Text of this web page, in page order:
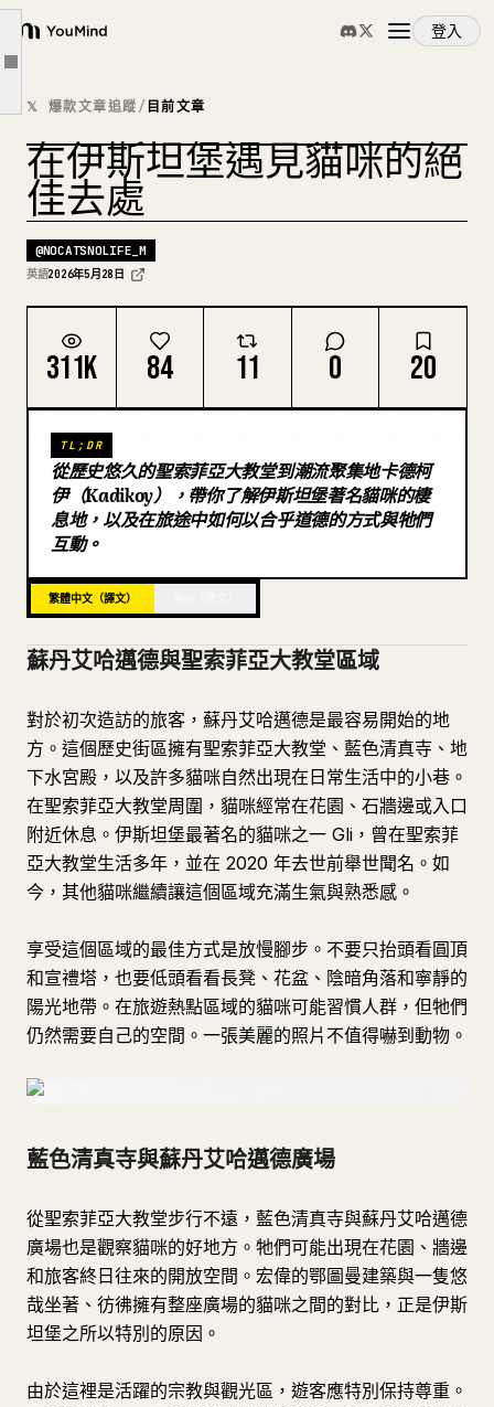
YouMind
登入
概覽
使用案例
技能
提示詞
定價
下載
部落格
更新
文章大綱
卡拉柯伊、加拉達與塔樓周邊街道
博斯普魯斯渡輪碼頭與海濱步道
巴拉特與費內爾
王子群島
如何尊重地遇見伊斯坦堡的貓咪
為什麼伊斯坦堡的貓咪很重要
𝕏 爆款文章追蹤/ 目前文章
在伊斯坦堡遇見貓咪的絕
佳去處
@NOCATSNOLIFE_M
英語2026年5月28日
311K 84 11 0 20
TL;DR
從歷史悠久的聖索菲亞大教堂到潮流聚集地卡德柯
伊（Kadikoy），帶你了解伊斯坦堡著名貓咪的棲
息地，以及在旅途中如何以合乎道德的方式與牠們
互動。
繁體中文（譯文）
蘇丹艾哈邁德與聖索菲亞大教堂區域
對於初次造訪的旅客，蘇丹艾哈邁德是最容易開始的地
方。這個歷史街區擁有聖索菲亞大教堂、藍色清真寺、地
下水宮殿，以及許多貓咪自然出現在日常生活中的小巷。
在聖索菲亞大教堂周圍，貓咪經常在花園、石牆邊或入口
附近休息。伊斯坦堡最著名的貓咪之一 Gli，曾在聖索菲
亞大教堂生活多年，並在 2020 年去世前舉世聞名。如
今，其他貓咪繼續讓這個區域充滿生氣與熟悉感。
享受這個區域的最佳方式是放慢腳步。不要只抬頭看圓頂
和宣禮塔，也要低頭看看長凳、花盆、陰暗角落和寧靜的
陽光地帶。在旅遊熱點區域的貓咪可能習慣人群，但牠們
仍然需要自己的空間。一張美麗的照片不值得嚇到動物。
藍色清真寺與蘇丹艾哈邁德廣場
從聖索菲亞大教堂步行不遠，藍色清真寺與蘇丹艾哈邁德
廣場也是觀察貓咪的好地方。牠們可能出現在花園、牆邊
和旅客終日往來的開放空間。宏偉的鄂圖曼建築與一隻悠
哉坐著、彷彿擁有整座廣場的貓咪之間的對比，正是伊斯
坦堡之所以特別的原因。
由於這裡是活躍的宗教與觀光區，遊客應特別保持尊重。